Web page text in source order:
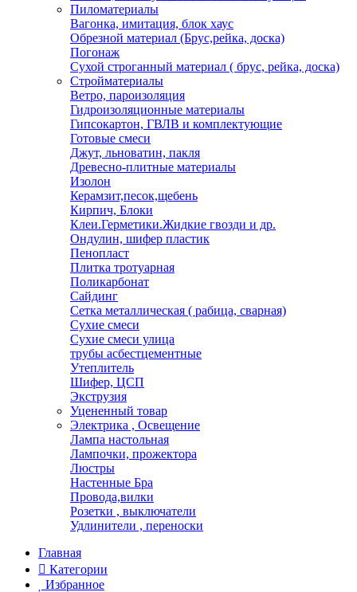
Пиломатериалы
Вагонка, имитация, блок хаус
Обрезной материал (Брус,рейка, доска)
Погонаж
Сухой строганный материал ( брус, рейка, доска)
Стройматериалы
Ветро, пароизоляция
Гидроизоляционные материалы
Гипсокартон, ГВЛВ и комплектующие
Готовые смеси
Джут, льноватин, пакля
Древесно-плитные материалы
Изолон
Керамзит,песок,щебень
Кирпич, Блоки
Клеи.Герметики.Жидкие гвозди и др.
Ондулин, шифер пластик
Пенопласт
Плитка тротуарная
Поликарбонат
Сайдинг
Сетка металлическая ( рабица, сварная)
Сухие смеси
Сухие смеси улица
трубы асбестцементные
Утеплитель
Шифер, ЦСП
Экструзия
Уцененный товар
Электрика , Освещение
Лампа настольная
Лампочки, прожектора
Люстры
Настенные Бра
Провода,вилки
Розетки , выключатели
Удлинители , переноски
Главная
Категории
Избранное